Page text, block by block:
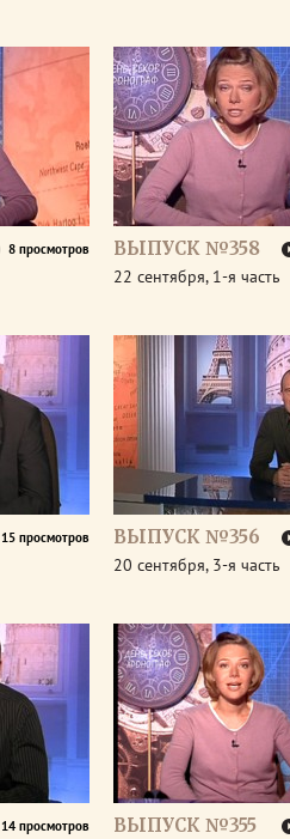
8 просмотров ВЫПУСК №358
22 сентября, 1-я часть
15 просмотров ВЫПУСК №356
20 сентября, 3-я часть
14 просмотров ВЫПУСК №355